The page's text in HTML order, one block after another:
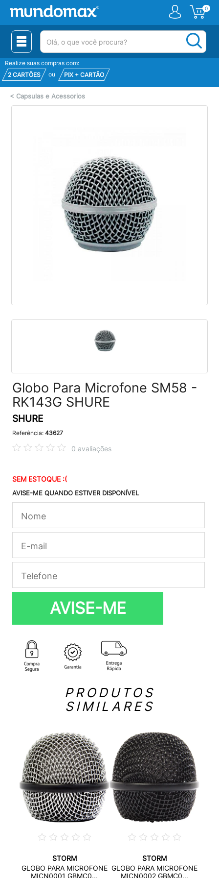
0
(pesquisar)
Realize suas compras com:
2 CARTÕES
ou PIX + CARTÃO
< Capsulas e Acessorios
Globo Para Microfone SM58 -
RK143G SHURE
SHURE
Referência: 43627
0 avaliações
SEM ESTOQUE :(
AVISE-ME QUANDO ESTIVER DISPONÍVEL
AVISE-ME
PRODUTOS
SIMILARES
STORM
GLOBO PARA MICROFONE
MICN0001 GBMC0...
STORM
GLOBO PARA MICROFONE
MICN0002 GBMC0...